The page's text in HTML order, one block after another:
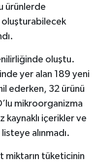
ürünlerde
oluşturabilecek
oluştu.
yer alan 189 yeni
ederken, 32 ürünü
mikroorganizma
kaynaklı içerikler ve
alınmadı.
miktarın tüketicinin